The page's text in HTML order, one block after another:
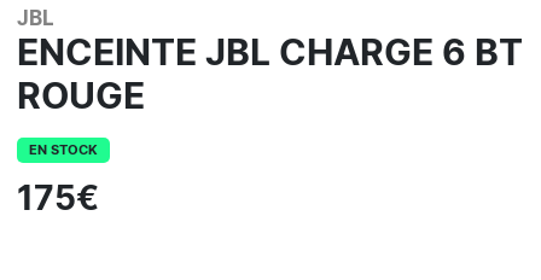
JBL
ENCEINTE JBL CHARGE 6 BT
ROUGE
EN STOCK
175€